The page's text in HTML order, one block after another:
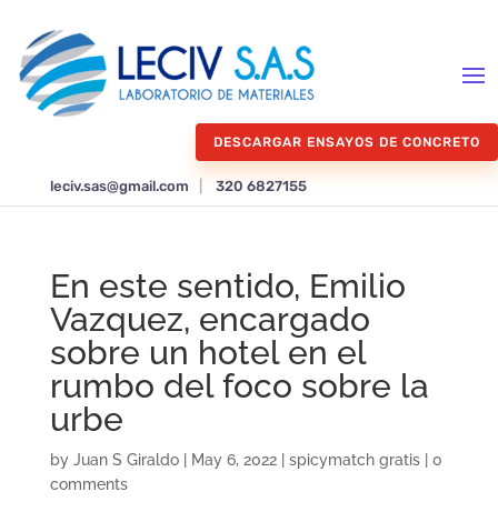
DESCARGAR ENSAYOS DE CONCRETO
leciv.sas@gmail.com 320 6827155
En este sentido, Emilio
Vazquez, encargado
sobre un hotel en el
rumbo del foco sobre la
urbe
by Juan S Giraldo| May 6, 2022| spicymatch gratis| 0
comments